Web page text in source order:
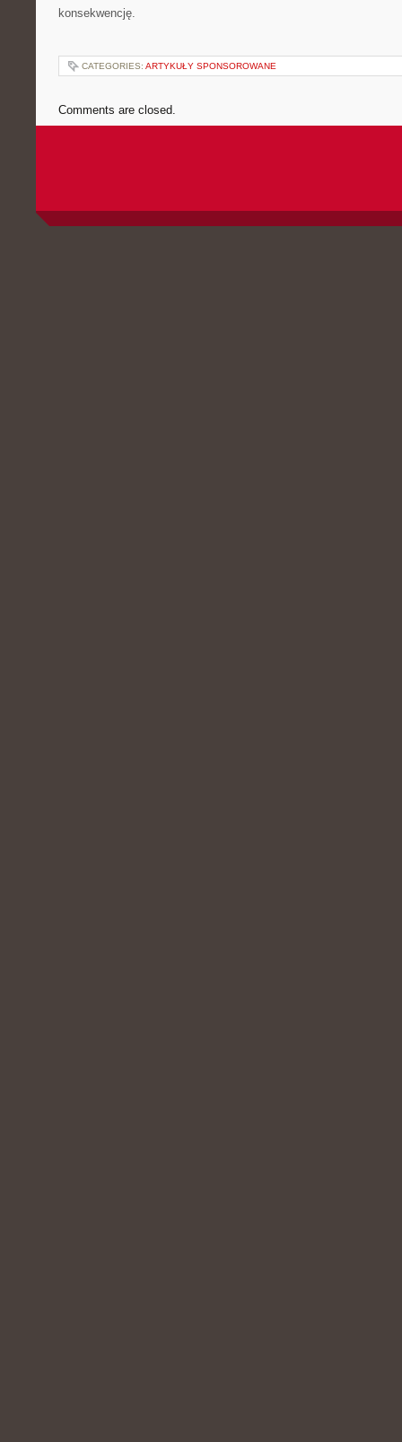
konsekwencję.
CATEGORIES: ARTYKUŁY SPONSOROWANE
Comments are closed.